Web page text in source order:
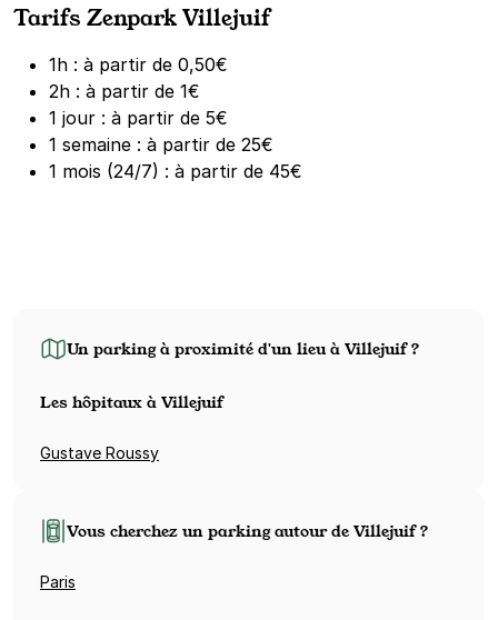
Tarifs Zenpark Villejuif
1h : à partir de 0,50€
2h : à partir de 1€
1 jour : à partir de 5€
1 semaine : à partir de 25€
1 mois (24/7) : à partir de 45€
Un parking à proximité d'un lieu à Villejuif ?
Les hôpitaux à Villejuif
Gustave Roussy
Vous cherchez un parking autour de Villejuif ?
Paris